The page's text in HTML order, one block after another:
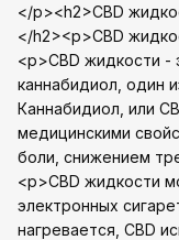
</p><h2>CBD
</h2><p>CBD
<p>CBD жидкости
каннабидиол, один
Каннабидиол, или
медицинскими
боли, снижением
<p>CBD жидкости
электронных
нагревается, CBD